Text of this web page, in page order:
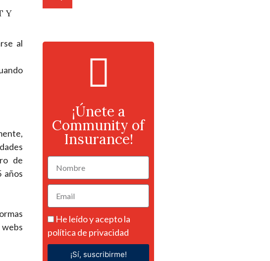
Y
al
de
años
¡Únete a
Community of
Insurance!
He leído y acepto la
política de privacidad
¡Sí, suscribirme!